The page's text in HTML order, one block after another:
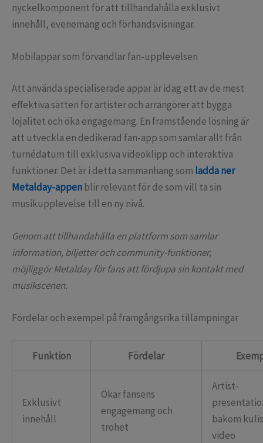
nyckelkomponent för att tillhandahålla exklusivt
innehåll, evenemang och förhandsvisningar.
Mobilappar som förvandlar fan-upplevelsen
Att använda specialiserade appar är idag ett av de mest
effektiva sätten för artister och arrangörer att bygga
lojalitet och öka engagemang. En framstående lösning är
att utveckla en dedikerad fan-app som samlar allt från
turnédatum till exklusiva videoklipp och interaktiva
funktioner. Det är i detta sammanhang som ladda ner
Metalday-appen blir relevant för de som vill ta sin
musikupplevelse till en ny nivå.
Genom att tillhandahålla en plattform som samlar
information, biljetter och community-funktioner,
möjliggör Metalday för fans att fördjupa sin kontakt med
musikscenen.
Fördelar och exempel på framgångsrika tillämpningar
Funktion Fördelar
Exklusivt
innehåll
Ökar fansens
engagemang och
trohet
Artist-
bakom
video